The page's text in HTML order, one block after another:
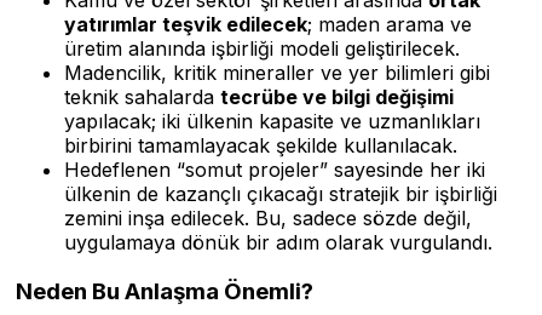
yatırımlar teşvik edilecek; maden arama ve
üretim alanında işbirliği modeli geliştirilecek.
Madencilik, kritik mineraller ve yer bilimleri gibi
teknik saha­larda tecrübe ve bilgi değişimi
yapılacak; iki ülkenin kapasite ve uzmanlıkları
birbirini tamamlayacak şekilde kullanılacak.
Hedeflenen “somut projeler” sayesinde her iki
ülkenin de kazançlı çıkacağı stratejik bir işbirliği
zemini inşa edilecek. Bu, sadece sözde değil,
uygulamaya dönük bir adım olarak vurgulandı.
Neden Bu Anlaşma Önemli?